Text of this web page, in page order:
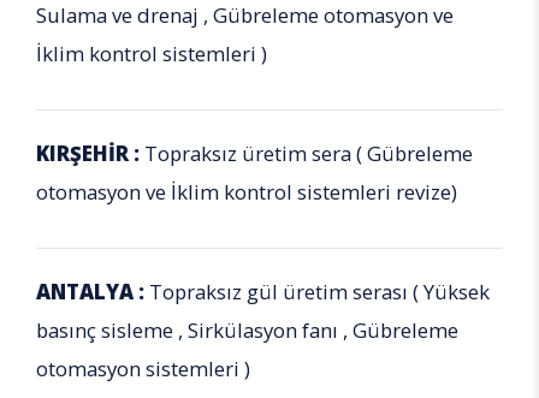
Sulama ve drenaj , Gübreleme otomasyon ve
İklim kontrol sistemleri )
KIRŞEHİR : Topraksız üretim sera ( Gübreleme
otomasyon ve İklim kontrol sistemleri revize)
ANTALYA : Topraksız gül üretim serası ( Yüksek
basınç sisleme , Sirkülasyon fanı , Gübreleme
otomasyon sistemleri )